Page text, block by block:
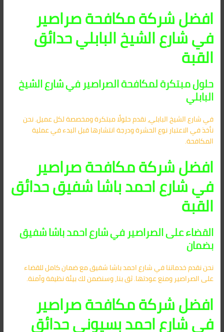
افضل شركة مكافحة صراصير
في شارع الشيخ البابلي حدائق
القبة
حلول مبتكرة لمكافحة الصراصير في شارع الشيخ
البابلي
في شارع الشيخ البابلي، نقدم حلولًا مبتكرة ومخصصة لكل عميل. نحن
نأخذ في الاعتبار نوع الحشرة ودرجة انتشارها قبل البدء في عملية
المكافحة.
افضل شركة مكافحة صراصير
في شارع احمد باشا شفيق حدائق
القبة
القضاء على الصراصير في شارع احمد باشا شفيق
بضمان
نحن نقدم خدماتنا في شارع احمد باشا شفيق مع ضمان كامل للقضاء
على الصراصير ومنع عودتها. ثق بنا، وسنضمن لك بيئة نظيفة وآمنة.
افضل شركة مكافحة صراصير
في شارع احمد بسيوني حدائق